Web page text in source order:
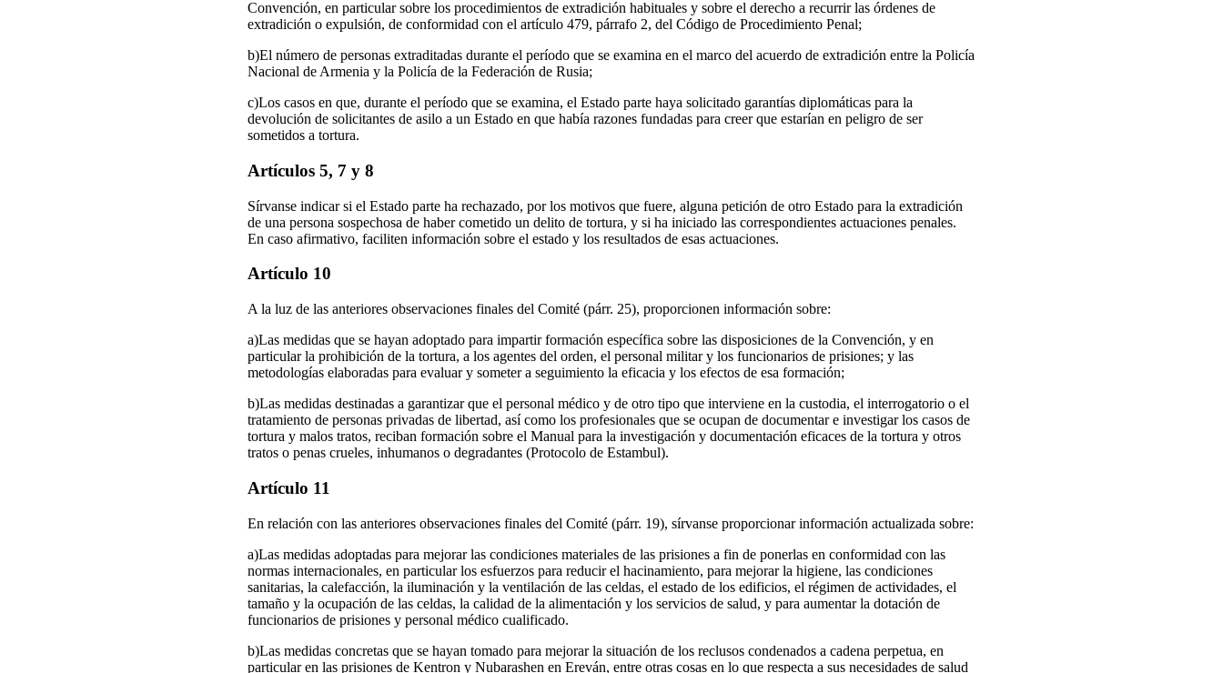
Convención, en particular sobre los procedimientos de extradición habituales y sobre el derecho a recurrir las órdenes de
extradición o expulsión, de conformidad con el artículo 479, párrafo 2, del Código de Procedimiento Penal;
b)El número de personas extraditadas durante el período que se examina en el marco del acuerdo de extradición entre la Policía
Nacional de Armenia y la Policía de la Federación de Rusia;
c)Los casos en que, durante el período que se examina, el Estado parte haya solicitado garantías diplomáticas para la
devolución de solicitantes de asilo a un Estado en que había razones fundadas para creer que estarían en peligro de ser
sometidos a tortura.
Artículos 5, 7 y 8
Sírvanse indicar si el Estado parte ha rechazado, por los motivos que fuere, alguna petición de otro Estado para la extradición
de una persona sospechosa de haber cometido un delito de tortura, y si ha iniciado las correspondientes actuaciones penales.
En caso afirmativo, faciliten información sobre el estado y los resultados de esas actuaciones.
Artículo 10
A la luz de las anteriores observaciones finales del Comité (párr. 25), proporcionen información sobre:
a)Las medidas que se hayan adoptado para impartir formación específica sobre las disposiciones de la Convención, y en
particular la prohibición de la tortura, a los agentes del orden, el personal militar y los funcionarios de prisiones; y las
metodologías elaboradas para evaluar y someter a seguimiento la eficacia y los efectos de esa formación;
b)Las medidas destinadas a garantizar que el personal médico y de otro tipo que interviene en la custodia, el interrogatorio o el
tratamiento de personas privadas de libertad, así como los profesionales que se ocupan de documentar e investigar los casos de
tortura y malos tratos, reciban formación sobre el Manual para la investigación y documentación eficaces de la tortura y otros
tratos o penas crueles, inhumanos o degradantes (Protocolo de Estambul).
Artículo 11
En relación con las anteriores observaciones finales del Comité (párr. 19), sírvanse proporcionar información actualizada sobre:
a)Las medidas adoptadas para mejorar las condiciones materiales de las prisiones a fin de ponerlas en conformidad con las
normas internacionales, en particular los esfuerzos para reducir el hacinamiento, para mejorar la higiene, las condiciones
sanitarias, la calefacción, la iluminación y la ventilación de las celdas, el estado de los edificios, el régimen de actividades, el
tamaño y la ocupación de las celdas, la calidad de la alimentación y los servicios de salud, y para aumentar la dotación de
funcionarios de prisiones y personal médico cualificado.
b)Las medidas concretas que se hayan tomado para mejorar la situación de los reclusos condenados a cadena perpetua, en
particular en las prisiones de Kentron y Nubarashen en Ereván, entre otras cosas en lo que respecta a sus necesidades de salud